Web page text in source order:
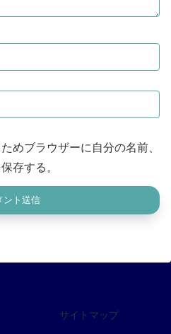
めブラウザーに自分の名前、
存する。
サイトマップ